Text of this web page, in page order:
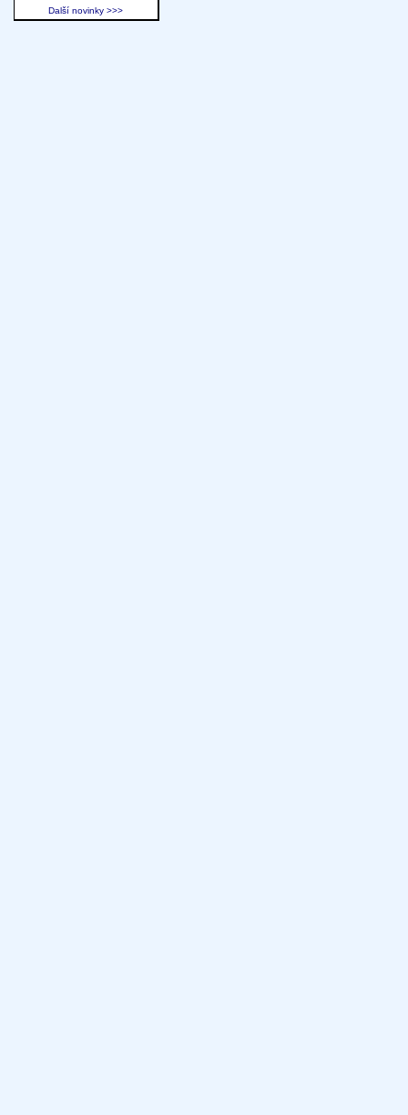
Další novinky >>>